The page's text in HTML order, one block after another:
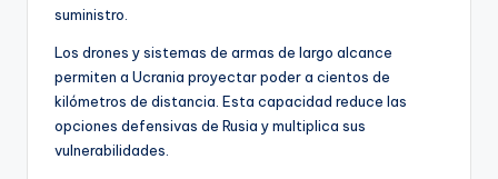
suministro.
Los drones y sistemas de armas de largo alcance
permiten a Ucrania proyectar poder a cientos de
kilómetros de distancia. Esta capacidad reduce las
opciones defensivas de Rusia y multiplica sus
vulnerabilidades.